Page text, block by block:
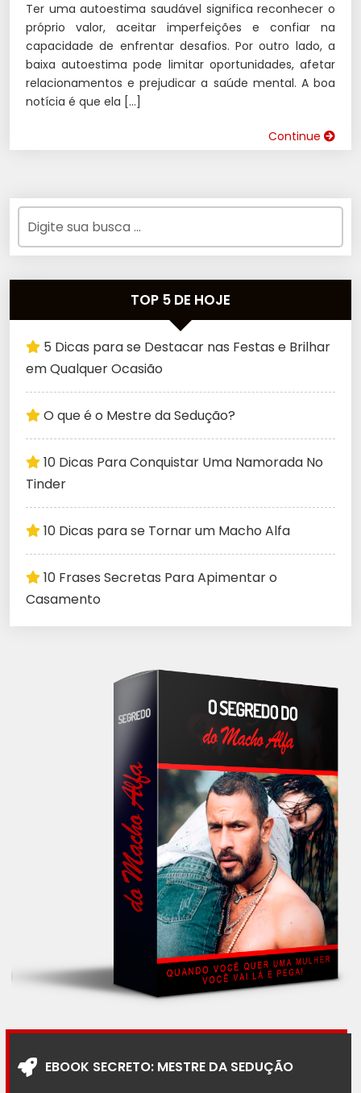
Ter uma autoestima saudável significa reconhecer o
próprio valor, aceitar imperfeições e confiar na
capacidade de enfrentar desafios. Por outro lado, a
baixa autoestima pode limitar oportunidades, afetar
relacionamentos e prejudicar a saúde mental. A boa
notícia é que ela […]
Continue
TOP 5 DE HOJE
5 Dicas para se Destacar nas Festas e Brilhar
em Qualquer Ocasião
O que é o Mestre da Sedução?
10 Dicas Para Conquistar Uma Namorada No
Tinder
10 Dicas para se Tornar um Macho Alfa
10 Frases Secretas Para Apimentar o
Casamento
EBOOK SECRETO: MESTRE DA SEDUÇÃO